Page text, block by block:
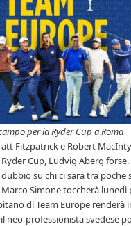
per la Ryder Cup a Roma
att Fitzpatrick e Robert
Ryder Cup, Ludvig Aberg
dubbio su chi ci sarà tra poche
Marco Simone toccherà
di Team Europe renderà
neo-professionista svedese